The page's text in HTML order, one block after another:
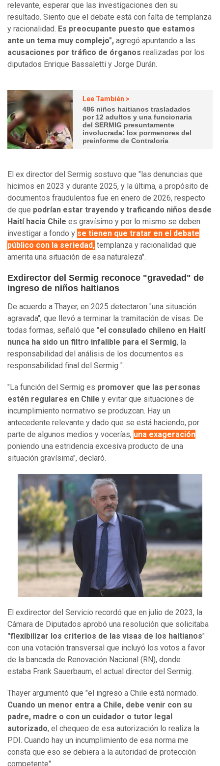
relevante, esperar que las investigaciones den su
resultado. Siento que el debate está con falta de templanza
y racionalidad. Es preocupante puesto que estamos
ante un tema muy complejo", agregó apuntando a las
acusaciones por tráfico de órganos realizadas por los
diputados Enrique Bassaletti y Jorge Durán.
Lee También >
486 niños haitianos trasladados
por 12 adultos y una funcionaria
del SERMIG presuntamente
involucrada: los pormenores del
preinforme de Contraloría
El ex director del Sermig sostuvo que "las denuncias que
hicimos en 2023 y durante 2025, y la última, a propósito de
documentos fraudulentos fue en enero de 2026, respecto
de que podrían estar trayendo y traficando niños desde
Haití hacia Chile es gravísimo y por lo mismo se deben
investigar a fondo y se tienen que tratar en el debate
público con la seriedad, templanza y racionalidad que
amerita una situación de esa naturaleza".
Exdirector del Sermig reconoce "gravedad" de
ingreso de niños haitianos
De acuerdo a Thayer, en 2025 detectaron "una situación
agravada", que llevó a terminar la tramitación de visas. De
todas formas, señaló que "el consulado chileno en Haití
nunca ha sido un filtro infalible para el Sermig, la
responsabilidad del análisis de los documentos es
responsabilidad final del Sermig ".
"La función del Sermig es promover que las personas
estén regulares en Chile y evitar que situaciones de
incumplimiento normativo se produzcan. Hay un
antecedente relevante y dado que se está haciendo, por
parte de algunos medios y vocerías, una exageración
poniendo una estridencia excesiva producto de una
situación gravísima", declaró.
El exdirector del Servicio recordó que en julio de 2023, la
Cámara de Diputados aprobó una resolución que solicitaba
"flexibilizar los criterios de las visas de los haitianos"
con una votación transversal que incluyó los votos a favor
de la bancada de Renovación Nacional (RN), donde
estaba Frank Sauerbaum, el actual director del Sermig.
Thayer argumentó que "el ingreso a Chile está normado.
Cuando un menor entra a Chile, debe venir con su
padre, madre o con un cuidador o tutor legal
autorizado, el chequeo de esa autorización lo realiza la
PDI. Cuando hay un incumplimiento de esa norma me
consta que eso se debiera a la autoridad de protección
competente".